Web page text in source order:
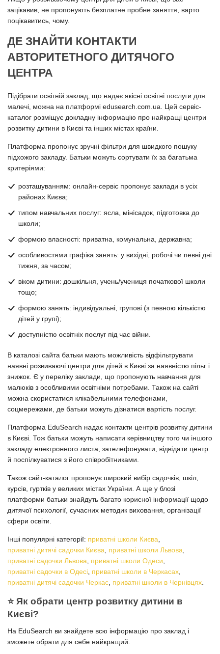
зацікавив, не пропонують безплатне пробне заняття, варто
поцікавитись, чому.
ДЕ ЗНАЙТИ КОНТАКТИ
АВТОРИТЕТНОГО ДИТЯЧОГО
ЦЕНТРА
Підібрати освітній заклад, що надає якісні освітні послуги для
малечі, можна на платформі edusearch.com.ua. Цей сервіс-
каталог розміщує докладну інформацію про найкращі центри
розвитку дитини в Києві та інших містах країни.
Платформа пропонує зручні фільтри для швидкого пошуку
підхожого закладу. Батьки можуть сортувати їх за багатьма
критеріями:
розташуванням: онлайн-сервіс пропонує заклади в усіх
районах Києва;
типом навчальних послуг: ясла, мінісадок, підготовка до
школи;
формою власності: приватна, комунальна, державна;
особливостями графіка занять: у вихідні, робочі чи певні дні
тижня, за часом;
віком дитини: дошкільня, учень/учениця початкової школи
тощо;
формою занять: індивідуальні, групові (з певною кількістю
дітей у групі);
доступністю освітніх послуг під час війни.
В каталозі сайта батьки мають можливість відфільтрувати
наявні розвиваючі центри для дітей в Києві за наявністю пільг і
знижок. Є у переліку заклади, що пропонують навчання для
малюків з особливими освітніми потребами. Також на сайті
можна скористатися клікабельними телефонами,
соцмережами, де батьки можуть дізнатися вартість послуг.
Платформа EduSearch надає контакти центрів розвитку дитини
в Києві. Тож батьки можуть написати керівництву того чи іншого
закладу електронного листа, зателефонувати, відвідати центр
й поспілкуватися з його співробітниками.
Також сайт-каталог пропонує широкий вибір садочків, шкіл,
курсів, гуртків у великих містах України. А ще у блозі
платформи батьки знайдуть багато корисної інформації щодо
дитячої психології, сучасних методик виховання, організації
сфери освіти.
Інші популярні категорії: приватні школи Києва
приватні дитячі садочки Києва
приватні школи Львова
приватні садочки Львова
приватні школи Одеси
приватні садочки в Одесі приватні школи в Черкасах
приватні дитячі садочки Черкас приватні школи в Чернівцях
⭐️ Як обрати центр розвитку дитини в
Києві?
На EduSearch ви знайдете всю інформацію про заклад і
зможете обрати для себе найкращий.